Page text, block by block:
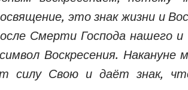
это знак жизни и
Смерти Господа нашего и
Воскресения.
силу Свою и даёт знак,